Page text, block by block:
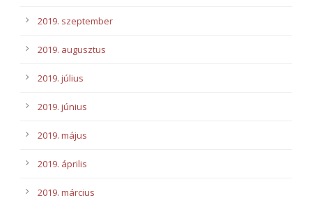
2019. szeptember
2019. augusztus
2019. július
2019. június
2019. május
2019. április
2019. március